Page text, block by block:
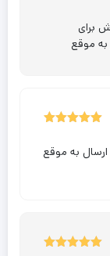
برای
به موقع
به موقع